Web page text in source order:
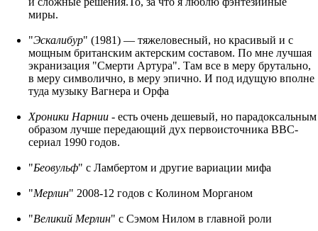
миры.
"Эскалибур" (1981) — тяжеловесный, но красивый и с
мощным британским актерским составом. По мне лучшая
экранизация "Смерти Артура". Там все в меру брутально,
в меру символично, в меру эпично. И под идущую вполне
туда музыку Вагнера и Орфа
Хроники Нарнии - есть очень дешевый, но парадоксальным
образом лучше передающий дух первоисточника ВВС-
сериал 1990 годов.
"Беовульф" с Ламбертом и другие вариации мифа
"Мерлин" 2008-12 годов с Колином Морганом
"Великий Мерлин" с Сэмом Нилом в главной роли